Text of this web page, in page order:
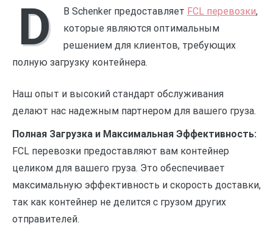
D B Schenker предоставляет FCL перевозки,
которые являются оптимальным
решением для клиентов, требующих
полную загрузку контейнера.
Наш опыт и высокий стандарт обслуживания
делают нас надежным партнером для вашего груза.
Полная Загрузка и Максимальная Эффективность:
FCL перевозки предоставляют вам контейнер
целиком для вашего груза. Это обеспечивает
максимальную эффективность и скорость доставки,
так как контейнер не делится с грузом других
отправителей.